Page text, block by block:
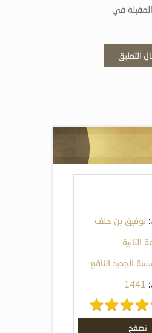
في
توفيق بن خلف
الثانية
الجديد النافع
1441
تصفح